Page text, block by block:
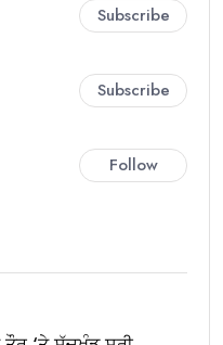
Subscribe
Subscribe
Follow